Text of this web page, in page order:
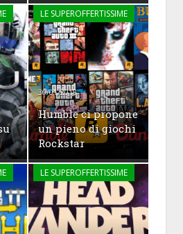
LE SUPEROFFERTISSIME
30/01/2018
Humble ci propone
un pieno di giochi
Rockstar
LE SUPEROFFERTISSIME